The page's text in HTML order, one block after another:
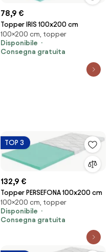
78,9 €
Topper IRIS 100x200 cm
100×200 cm, topper
Disponibile
Consegna gratuita
TOP 3
132,9 €
Topper PERSEFONA 100x200 cm
100×200 cm, topper
Disponibile
Consegna gratuita